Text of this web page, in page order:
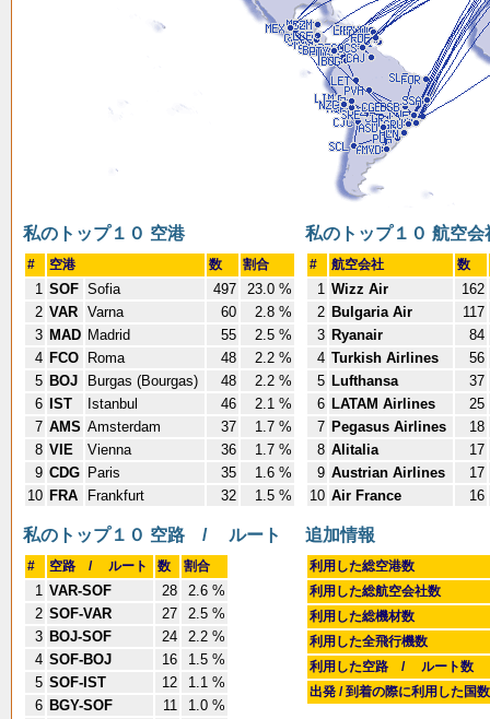
私のトップ１０ 空港
# 空港 数 割合
1 SOF Sofia 497
23.0 %
2 VAR Varna 60
2.8 %
3 MAD Madrid 55
2.5 %
4 FCO Roma 48
2.2 %
5 BOJ Burgas (Bourgas) 48
2.2 %
6
IST Istanbul 46
2.1 %
7 AMS Amsterdam 37
1.7 %
8 VIE Vienna 36
1.7 %
9 CDG Paris 35
1.6 %
10 FRA Frankfurt 32 1.5 %
私のトップ１０ 航空会
# 航空会社 数
1 Wizz Air
162
2 Bulgaria Air
117
3 Ryanair
84
4 Turkish Airlines
56
5 Lufthansa
37
6 LATAM Airlines
25
7 Pegasus Airlines
18
8 Alitalia
17
9 Austrian Airlines
17
10 Air France 16
私のトップ１０ 空路 / ルート
# 空路 / ルート 数 割合
1 VAR-SOF 28
2.6 %
2 SOF-VAR 27
2.5 %
3 BOJ-SOF 24
2.2 %
4 SOF-BOJ 16
1.5 %
5 SOF-IST 12
1.1 %
6 BGY-SOF 11
1.0 %
追加情報
利用した総空港数
利用した総航空会社数
利用した総機材数
利用した全飛行機数
利用した空路 / ルート数
出発 / 到着の際に利用した国